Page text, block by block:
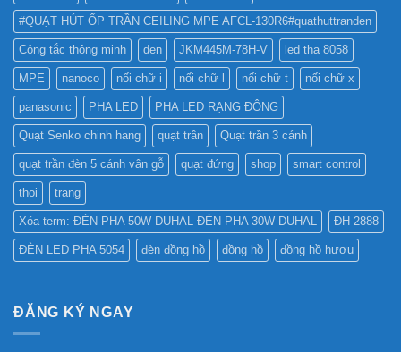
#QUẠT HÚT ỐP TRẦN CEILING MPE AFCL-130R6#quathuttranden
Công tắc thông minh den JKM445M-78H-V led tha 8058
MPE nanoco nối chữ i nối chữ l nối chữ t nối chữ x
panasonic PHA LED PHA LED RẠNG ĐÔNG
Quạt Senko chinh hang quạt trần Quạt trần 3 cánh
quạt trần đèn 5 cánh vân gỗ quạt đứng shop smart control
thoi trang
Xóa term: ĐÈN PHA 50W DUHAL ĐÈN PHA 30W DUHAL ĐH 2888
ĐÈN LED PHA 5054 đèn đồng hồ đồng hồ đồng hồ hươu
ĐĂNG KÝ NGAY